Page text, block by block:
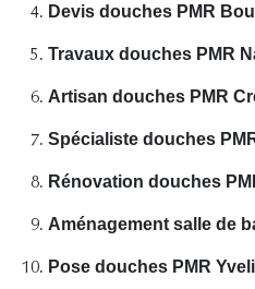
Devis douches PMR
Travaux douches PMR
Artisan douches PMR
Spécialiste douches
Rénovation douches
Aménagement salle de
Pose douches PMR